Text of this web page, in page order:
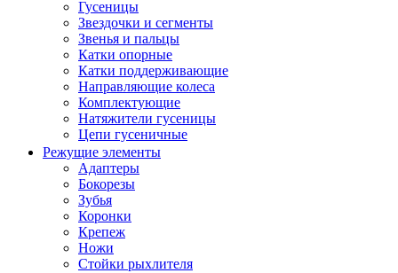
Гусеницы
Звездочки и сегменты
Звенья и пальцы
Катки опорные
Катки поддерживающие
Направляющие колеса
Комплектующие
Натяжители гусеницы
Цепи гусеничные
Режущие элементы
Адаптеры
Бокорезы
Зубья
Коронки
Крепеж
Ножи
Стойки рыхлителя